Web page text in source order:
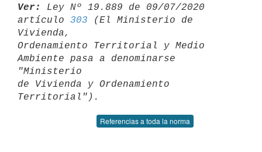
Ver:
Ley Nº 19.889 de 09/07/2020
artículo 303 (El Ministerio de
Vivienda,
Ordenamiento Territorial y Medio
Ambiente pasa a denominarse
"Ministerio
de Vivienda y Ordenamiento
Referencias a toda la norma